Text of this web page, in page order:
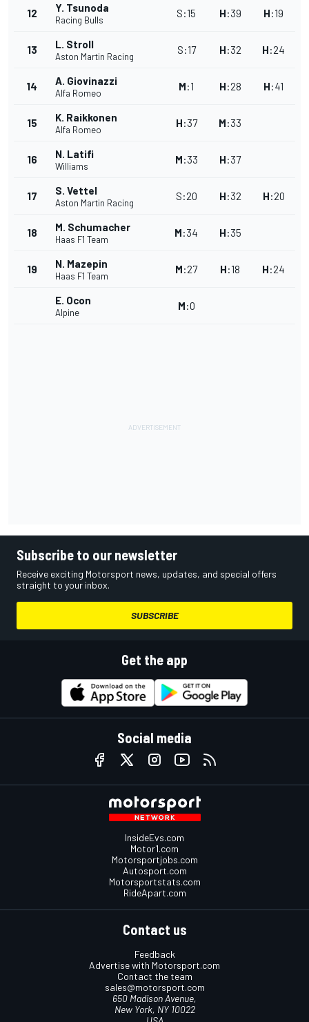
12 Y. Tsunoda
Racing Bulls
S:15 H:39 H:19
13 L. Stroll
Aston Martin Racing
S:17 H:32 H:24
14 A. Giovinazzi
Alfa Romeo
M:1 H:28 H:41
15 K. Raikkonen
Alfa Romeo
H:37 M:33
16 N. Latifi
Williams
M:33 H:37
17 S. Vettel
Aston Martin Racing
S:20 H:32 H:20
18 M. Schumacher
Haas F1 Team
M:34 H:35
19 N. Mazepin
Haas F1 Team
M:27 H:18 H:24
E. Ocon
Alpine
M:0
Subscribe to our newsletter
Receive exciting Motorsport news, updates, and special offers
straight to your inbox.
SUBSCRIBE
Get the app
Social media
InsideEvs.com
Motor1.com
Motorsportjobs.com
Autosport.com
Motorsportstats.com
RideApart.com
Contact us
Feedback
Advertise with Motorsport.com
Contact the team
sales@motorsport.com
650 Madison Avenue,
New York, NY 10022